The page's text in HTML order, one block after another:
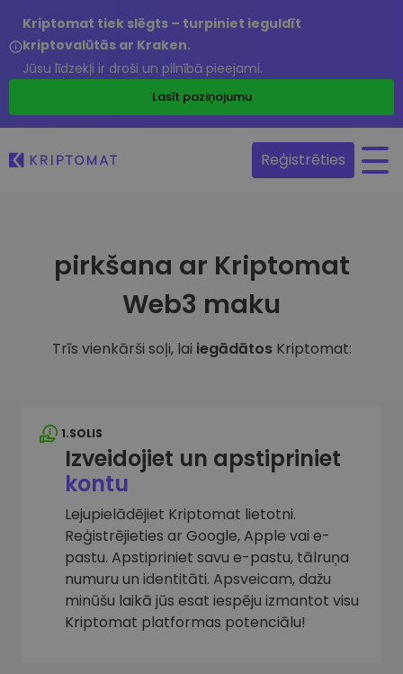
Kriptomat tiek slēgts – turpiniet ieguldīt
kriptovalūtās ar Kraken.
Jūsu līdzekļi ir droši un pilnībā pieejami.
Lasīt paziņojumu
Reģistrēties
pirkšana ar Kriptomat
Web3 maku
Trīs vienkārši soļi, lai iegādātos Kriptomat:
1.SOLIS
Izveidojiet un apstipriniet
kontu
Lejupielādējiet Kriptomat lietotni.
Reģistrējieties ar Google, Apple vai e-
pastu. Apstipriniet savu e-pastu, tālruņa
numuru un identitāti. Apsveicam, dažu
minūšu laikā jūs esat iespēju izmantot visu
Kriptomat platformas potenciālu!